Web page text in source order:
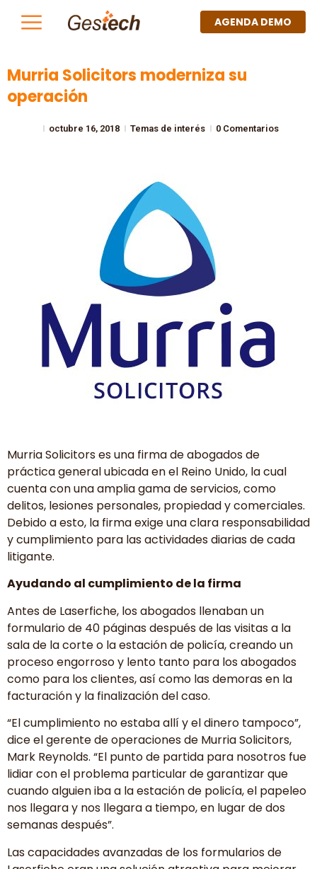
AGENDA DEMO
Murria Solicitors moderniza su
operación
octubre 16, 2018 Temas de interés 0 Comentarios
Murria Solicitors es una firma de abogados de
práctica general ubicada en el Reino Unido, la cual
cuenta con una amplia gama de servicios, como
delitos, lesiones personales, propiedad y comerciales.
Debido a esto, la firma exige una clara responsabilidad
y cumplimiento para las actividades diarias de cada
litigante.
Ayudando al cumplimiento de la firma
Antes de Laserfiche, los abogados llenaban un
formulario de 40 páginas después de las visitas a la
sala de la corte o la estación de policía, creando un
proceso engorroso y lento tanto para los abogados
como para los clientes, así como las demoras en la
facturación y la finalización del caso.
“El cumplimiento no estaba allí y el dinero tampoco”,
dice el gerente de operaciones de Murria Solicitors,
Mark Reynolds. “El punto de partida para nosotros fue
lidiar con el problema particular de garantizar que
cuando alguien iba a la estación de policía, el papeleo
nos llegara y nos llegara a tiempo, en lugar de dos
semanas después”.
Las capacidades avanzadas de los formularios de